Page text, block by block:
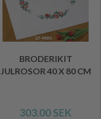
BRODERIKIT
JULROSOR 40 X 80 CM
303.00 SEK